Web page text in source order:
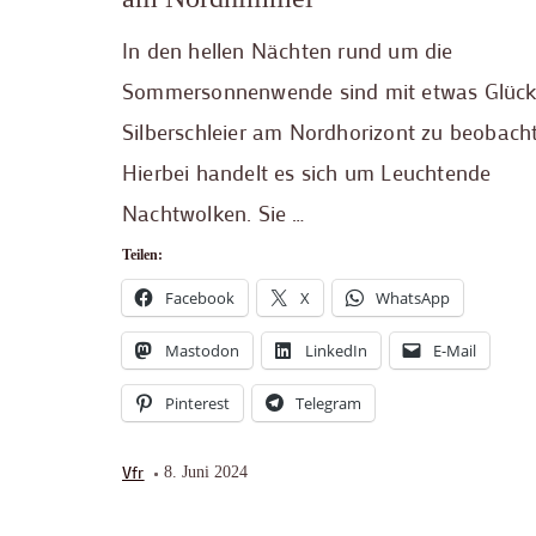
In den hellen Nächten rund um die
Sommersonnenwende sind mit etwas Glück
Silberschleier am Nordhorizont zu
Hierbei handelt es sich um Leuchtende
Nachtwolken. Sie …
Teilen:
Facebook X WhatsApp
Mastodon LinkedIn E-Mail
Pinterest Telegram
Vfr 8. Juni 2024